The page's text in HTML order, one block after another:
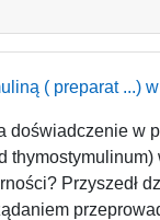
( preparat ...)
doświadczenie w
thymostymulinum)
Przyszedł